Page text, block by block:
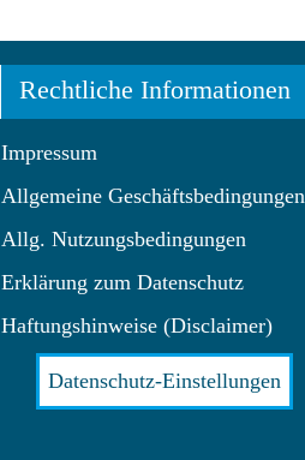
Rechtliche Informationen
Impressum
Allgemeine Geschäftsbedingungen
Allg. Nutzungsbedingungen
Erklärung zum Datenschutz
Haftungshinweise (Disclaimer)
Datenschutz-Einstellungen